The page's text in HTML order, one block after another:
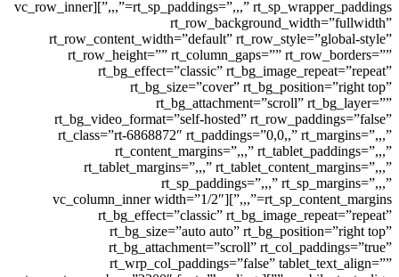
rt_sp_paddings=”,,,” rt_sp_wrapper_paddings=”,,,”][vc_row_inner
rt_row_content_width=”default”
rt_row_height=”” rt_column_gaps=””
rt_bg_effect=”classic”
rt_bg_size=”cover”
rt_bg_attachment=”scroll”
rt_bg_video_format=”self-hosted”
rt_class=”rt-6868872″ rt_paddings=”0,0,,”
rt_content_margins=”,,,”
rt_tablet_margins=”,,,”
rt_sp_paddings=”,,,”
rt_sp_content_margins=”,,,”][vc_column_inner width=”1/2″
rt_bg_effect=”classic”
rt_bg_size=”auto auto”
rt_bg_attachment=”scroll”
rt_wrp_col_paddings=”false”